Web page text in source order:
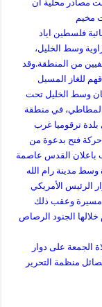
مصادر محلية ان
مخيم
فلسطين اياد
وسط الخليل،
من المنطقة.وقد
للغاز المسيل
وسط الخليل تحت
المطاطي، في منطقة
ترقوميا غرب
اليها حركة فتح بدعوة من
باعلان القدس عاصمة
مدينة رام الله
بقرار الرئيس الأمريكي
مسيرة وعقب ذلك
الجنود الرصاص
الجمعة على دوار
منظمة التحرير